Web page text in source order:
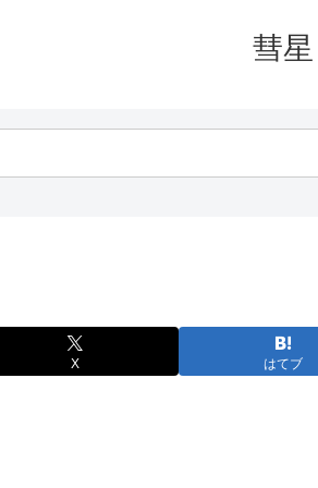
彗星
X はてブ